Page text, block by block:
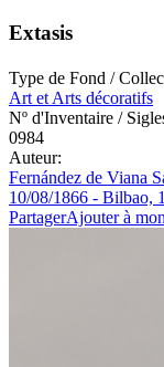
Extasis
Type de Fond /
Art et Arts décoratifs
Nº d'Inventaire /
0984
Auteur:
Fernández de Viana
10/08/1866 - Bilbao,
PartagerAjouter à